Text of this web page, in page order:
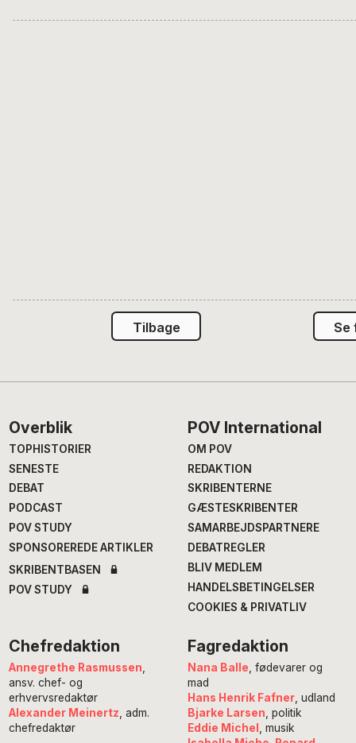
Tilbage Se
Footer
Overblik
TOPHISTORIER
SENESTE
DEBAT
PODCAST
POV STUDY
SPONSOREREDE ARTIKLER
SKRIBENTBASEN
POV STUDY
POV International
OM POV
REDAKTION
SKRIBENTERNE
GÆSTESKRIBENTER
SAMARBEJDSPARTNERE
DEBATREGLER
BLIV MEDLEM
HANDELSBETINGELSER
COOKIES & PRIVATLIV
Chefredaktion
Annegrethe Rasmussen
ansv. chef- og
erhvervsredaktør
Alexander Meinertz , adm.
chefredaktør
Fagredaktion
Nana Balle , fødevarer og
mad
Hans Henrik Fafner, udland
Bjarke Larsen , politik
Eddie Michel
, musik